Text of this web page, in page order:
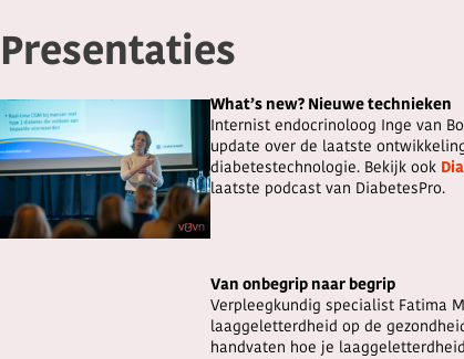
Presentaties
What’s new? Nieuwe technieken
Internist endocrinoloog Inge van
update over de laatste
diabetestechnologie. Bekijk ook
laatste podcast van DiabetesPro.
Van onbegrip naar begrip
Verpleegkundig specialist Fatima
laaggeletterdheid op de
handvaten hoe je